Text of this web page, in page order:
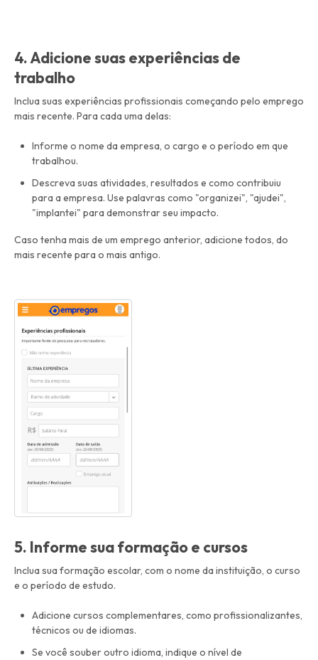
4. Adicione suas experiências de
trabalho
Inclua suas experiências profissionais começando pelo emprego
mais recente. Para cada uma delas:
Informe o nome da empresa, o cargo e o período em que
trabalhou.
Descreva suas atividades, resultados e como contribuiu
para a empresa. Use palavras como "organizei", "ajudei",
"implantei" para demonstrar seu impacto.
Caso tenha mais de um emprego anterior, adicione todos, do
mais recente para o mais antigo.
5. Informe sua formação e cursos
Inclua sua formação escolar, com o nome da instituição, o curso
e o período de estudo.
Adicione cursos complementares, como profissionalizantes,
técnicos ou de idiomas.
Se você souber outro idioma, indique o nível de